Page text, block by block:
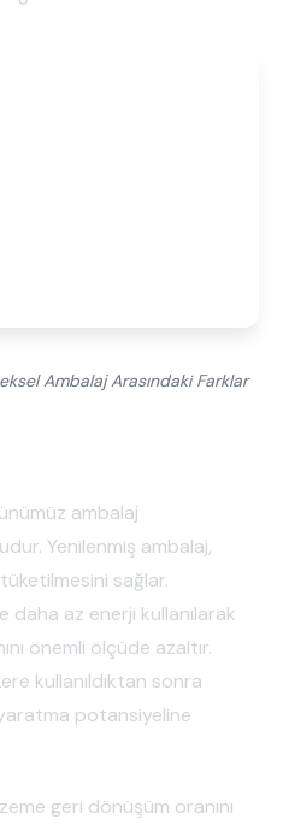
Ambalaj Arasındaki Farklar
ambalaj
Yenilenmiş ambalaj,
sağlar.
daha az enerji kullanılarak
önemli ölçüde azaltır.
kullanıldıktan sonra
yaratma potansiyeline
geri dönüşüm oranını